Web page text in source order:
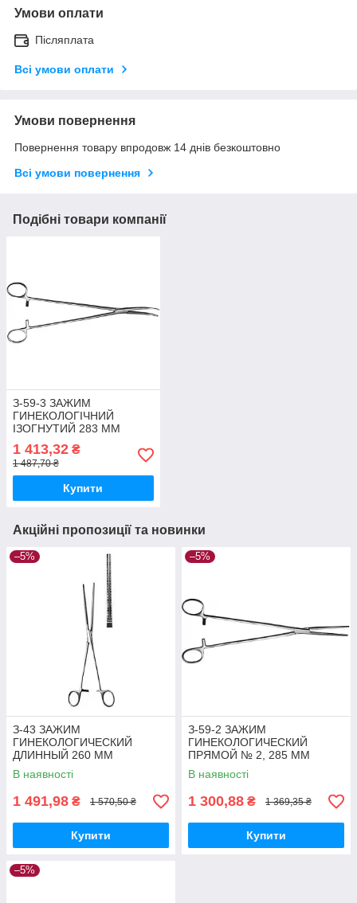
Умови оплати
Післяплата
Всі умови оплати
Умови повернення
Повернення товару впродовж 14 днів безкоштовно
Всі умови повернення
Подібні товари компанії
З-59-3 ЗАЖИМ
ГИНЕКОЛОГІЧНИЙ
ІЗОГНУТИЙ 283 ММ
1 413,32 ₴
1 487,70 ₴
Купити
Акційні пропозиції та новинки
–5%
З-43 ЗАЖИМ
ГИНЕКОЛОГИЧЕСКИЙ
ДЛИННЫЙ 260 ММ
В наявності
1 491,98 ₴ 1 570,50 ₴
Купити
–5%
З-59-2 ЗАЖИМ
ГИНЕКОЛОГИЧЕСКИЙ
ПРЯМОЙ № 2, 285 ММ
В наявності
1 300,88 ₴ 1 369,35 ₴
Купити
–5%